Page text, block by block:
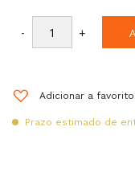
- +
Adicionar a
Prazo estimado de